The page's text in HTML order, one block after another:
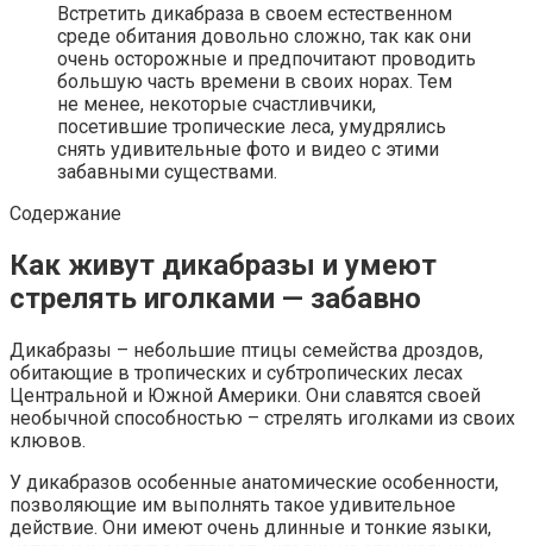
Встретить дикабраза в своем естественном
среде обитания довольно сложно, так как они
очень осторожные и предпочитают проводить
большую часть времени в своих норах. Тем
не менее, некоторые счастливчики,
посетившие тропические леса, умудрялись
снять удивительные фото и видео с этими
забавными существами.
Содержание
Как живут дикабразы и умеют
стрелять иголками — забавно
Дикабразы – небольшие птицы семейства дроздов,
обитающие в тропических и субтропических лесах
Центральной и Южной Америки. Они славятся своей
необычной способностью – стрелять иголками из своих
клювов.
У дикабразов особенные анатомические особенности,
позволяющие им выполнять такое удивительное
действие. Они имеют очень длинные и тонкие языки,